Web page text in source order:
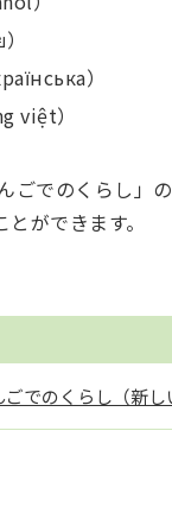
）
việt）
でのくらし」
ができます。
でのくらし（新し